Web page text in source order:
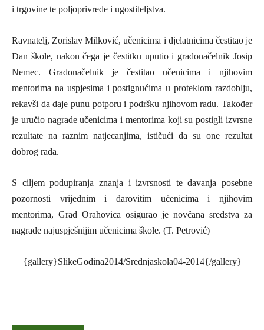
i trgovine te poljoprivrede i ugostiteljstva.
Ravnatelj, Zorislav Milković, učenicima i djelatnicima čestitao je
Dan škole, nakon čega je čestitku uputio i gradonačelnik Josip
Nemec. Gradonačelnik je čestitao učenicima i njihovim
mentorima na uspjesima i postignućima u proteklom razdoblju,
rekavši da daje punu potporu i podršku njihovom radu. Također
je uručio nagrade učenicima i mentorima koji su postigli izvrsne
rezultate na raznim natjecanjima, ističući da su one rezultat
dobrog rada.
S ciljem podupiranja znanja i izvrsnosti te davanja posebne
pozornosti vrijednim i darovitim učenicima i njihovim
mentorima, Grad Orahovica osigurao je novčana sredstva za
nagrade najuspješnijim učenicima škole. (T. Petrović)
{gallery}SlikeGodina2014/Srednjaskola04-2014{/gallery}